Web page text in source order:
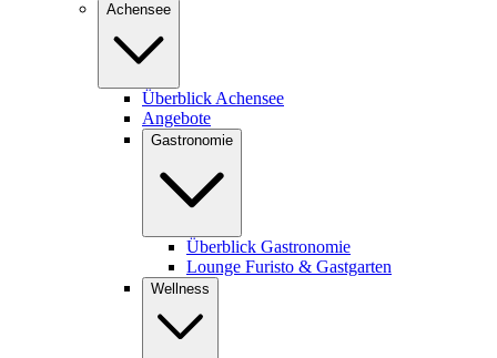
Achensee
Überblick Achensee
Angebote
Gastronomie
Überblick Gastronomie
Lounge Furisto & Gastgarten
Wellness